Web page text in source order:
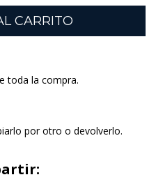
toda la compra.
por otro o devolverlo.